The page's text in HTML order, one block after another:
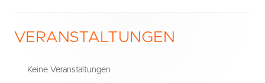
Haupt-
Seitenleiste
VERANSTALTUNGEN
Keine Veranstaltungen